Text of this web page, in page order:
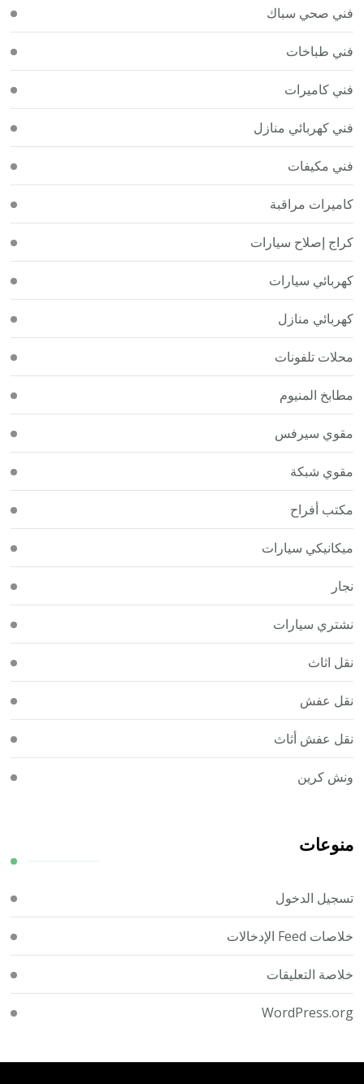
فني صحي سباك
فني طباخات
فني كاميرات
فني كهربائي منازل
فني مكيفات
كاميرات مراقبة
كراج إصلاح سيارات
كهربائي سيارات
كهربائي منازل
محلات تلفونات
مطابخ المنيوم
مقوي سيرفس
مقوي شبكة
مكتب أفراح
ميكانيكي سيارات
نجار
نشتري سيارات
نقل اثاث
نقل عفش
نقل عفش أثاث
ونش كرين
منوعات
تسجيل الدخول
خلاصات Feed الإدخالات
خلاصة التعليقات
WordPress.org